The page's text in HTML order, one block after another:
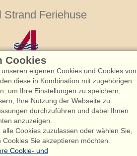
Strand Feriehuse
Feriehuse, Lønne
170, Lønne
Nørre Nebel
+45 70 60 87 78
Cookies
eigenen Cookies und Cookies von
diese in Kombination mit zugehörigen
um Ihre Einstellungen zu speichern,
Ihre Nutzung der Webseite zu
durchzuführen und dabei Ihnen
anzuzeigen.
Cookies zuzulassen oder wählen Sie,
Sie akzeptieren möchten.
Cookie- und